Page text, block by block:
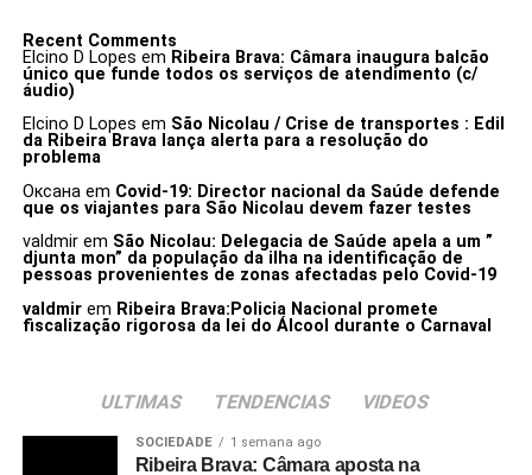
Recent Comments
Elcino D Lopes em Ribeira Brava: Câmara inaugura balcão
único que funde todos os serviços de atendimento (c/
áudio)
Elcino D Lopes em São Nicolau / Crise de transportes : Edil
da Ribeira Brava lança alerta para a resolução do
problema
Оксанаem Covid-19: Director nacional da Saúde defende
que os viajantes para São Nicolau devem fazer testes
valdmirem São Nicolau: Delegacia de Saúde apela a um ”
djunta mon” da população da ilha na identificação de
pessoas provenientes de zonas afectadas pelo Covid-19
valdmirem Ribeira Brava:Policia Nacional promete
fiscalização rigorosa da lei do Álcool durante o Carnaval
ULTIMAS TENDENCIAS VIDEOS
SOCIEDADE 1 semana ago
Ribeira Brava: Câmara aposta na